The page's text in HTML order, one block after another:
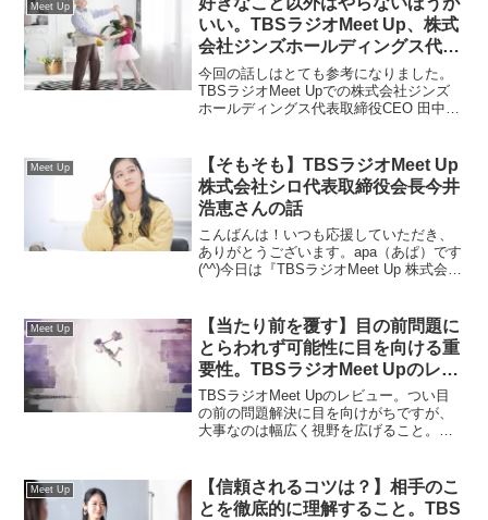
ジオMeet Upで中川綾太郎さんの話を聞
いて改めてそう実感しました。
Meet Up
いい。TBSラジオMeet Up、株式
会社ジンズホールディングス代表
取締役CEO 田中仁さんの話し
今回の話しはとても参考になりました。
TBSラジオMeet Upでの株式会社ジンズ
ホールディングス代表取締役CEO 田中仁
ノベーションのモチベーション等。すご
く参考になる話が多かったです。
Meet Up
【そもそも】TBSラジオMeet Up
株式会社シロ代表取締役会長今井
浩恵さんの話
こんばんは！いつも応援していただき、
ありがとうございます。apa（あぱ）です
(^^)今日は『TBSラジオMeet Up 株式会社
Meet Up 株式会社シロ代表取締役...
Meet Up
【当たり前を覆す】目の前問題に
とらわれず可能性に目を向ける重
要性。TBSラジオMeet Upのレビ
ュー
TBSラジオMeet Upのレビュー。つい目
の前の問題解決に目を向けがちですが、
大事なのは幅広く視野を広げること。
Meet Up
【信頼されるコツは？】相手のこ
とを徹底的に理解すること。TBS